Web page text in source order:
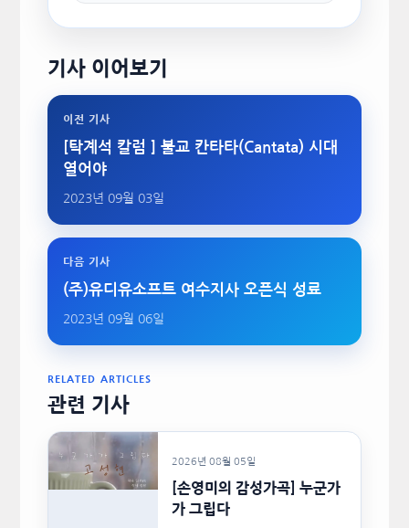
기사 이어보기
이전 기사
[탁계석 칼럼 ] 불교 칸타타(Cantata) 시대
열어야
2023년 09월 03일
다음 기사
(주)유디유소프트 여수지사 오픈식 성료
2023년 09월 06일
RELATED ARTICLES
관련 기사
2026년 08월 05일
[손영미의 감성가곡] 누군가
가 그립다